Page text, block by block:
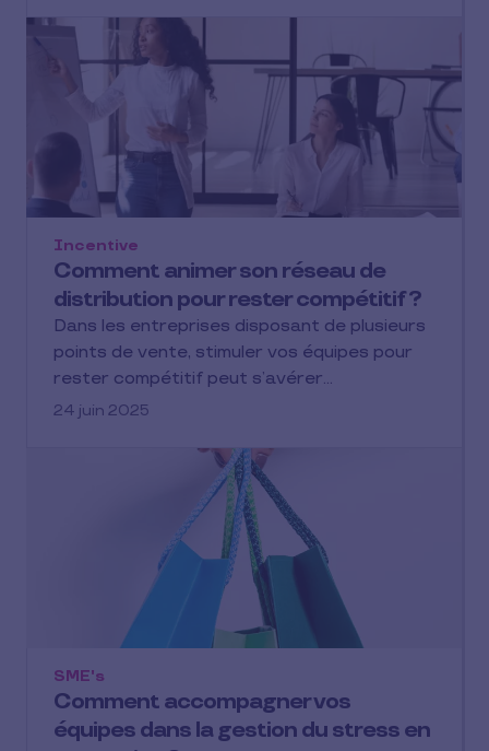
Comment animer son réseau de
distribution pour rester compétitif ?
Incentive
Dans les entreprises disposant de plusieurs
points de vente, stimuler vos équipes pour
rester compétitif peut s’avérer…
24 juin 2025
Comment accompagner vos
équipes dans la gestion du stress en
SME's